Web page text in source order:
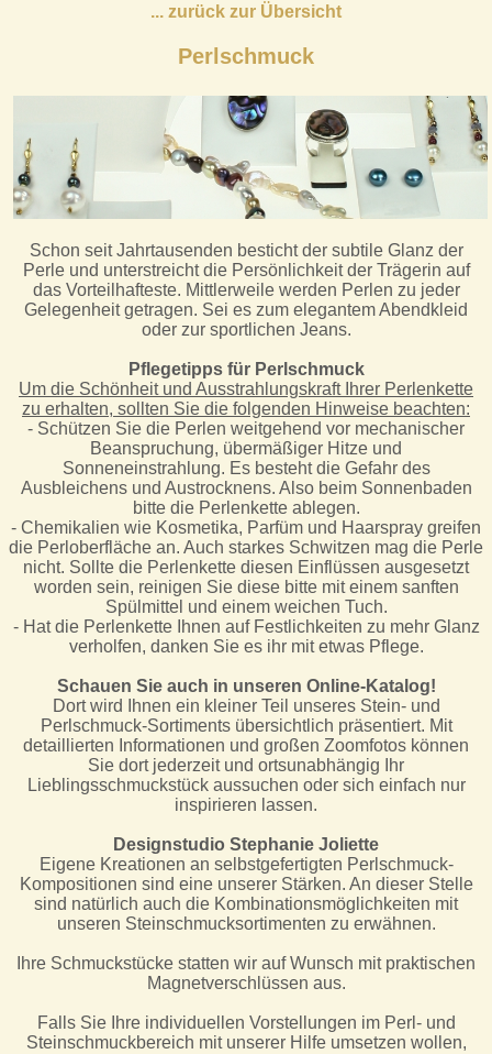
... zurück zur Übersicht
Perlschmuck
Schon seit Jahrtausenden besticht der subtile Glanz der
Perle und unterstreicht die Persönlichkeit der Trägerin auf
das Vorteilhafteste. Mittlerweile werden Perlen zu jeder
Gelegenheit getragen. Sei es zum elegantem Abendkleid
oder zur sportlichen Jeans.
Pflegetipps für Perlschmuck
Um die Schönheit und Ausstrahlungskraft Ihrer Perlenkette
zu erhalten, sollten Sie die folgenden Hinweise beachten:
- Schützen Sie die Perlen weitgehend vor mechanischer
Beanspruchung, übermäßiger Hitze und
Sonneneinstrahlung. Es besteht die Gefahr des
Ausbleichens und Austrocknens. Also beim Sonnenbaden
bitte die Perlenkette ablegen.
- Chemikalien wie Kosmetika, Parfüm und Haarspray greifen
die Perloberfläche an. Auch starkes Schwitzen mag die Perle
nicht. Sollte die Perlenkette diesen Einflüssen ausgesetzt
worden sein, reinigen Sie diese bitte mit einem sanften
Spülmittel und einem weichen Tuch.
- Hat die Perlenkette Ihnen auf Festlichkeiten zu mehr Glanz
verholfen, danken Sie es ihr mit etwas Pflege.
Schauen Sie auch in unseren Online-Katalog!
Dort wird Ihnen ein kleiner Teil unseres Stein- und
Perlschmuck-Sortiments übersichtlich präsentiert. Mit
detaillierten Informationen und großen Zoomfotos können
Sie dort jederzeit und ortsunabhängig Ihr
Lieblingsschmuckstück aussuchen oder sich einfach nur
inspirieren lassen.
Designstudio Stephanie Joliette
Eigene Kreationen an selbstgefertigten Perlschmuck-
Kompositionen sind eine unserer Stärken. An dieser Stelle
sind natürlich auch die Kombinationsmöglichkeiten mit
unseren Steinschmucksortimenten zu erwähnen.
Ihre Schmuckstücke statten wir auf Wunsch mit praktischen
Magnetverschlüssen aus.
Falls Sie Ihre individuellen Vorstellungen im Perl- und
Steinschmuckbereich mit unserer Hilfe umsetzen wollen,